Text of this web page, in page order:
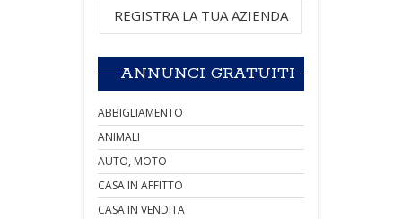
REGISTRA LA TUA AZIENDA
ANNUNCI GRATUITI
ABBIGLIAMENTO
ANIMALI
AUTO, MOTO
CASA IN AFFITTO
CASA IN VENDITA